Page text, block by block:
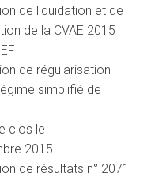
de liquidation et de
de la CVAE 2015
de régularisation
simplifié de
clos le
2015
de résultats n° 2071